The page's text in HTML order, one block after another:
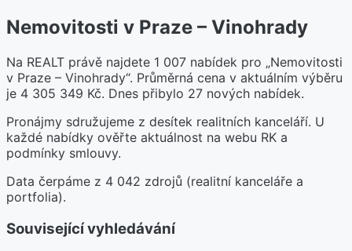
Nemovitosti v Praze – Vinohrady
Na REALT právě najdete 1 007 nabídek pro „Nemovitosti
v Praze – Vinohrady“. Průměrná cena v aktuálním výběru
je 4 305 349 Kč. Dnes přibylo 27 nových nabídek.
Pronájmy sdružujeme z desítek realitních kanceláří. U
každé nabídky ověřte aktuálnost na webu RK a
podmínky smlouvy.
Data čerpáme z 4 042 zdrojů (realitní kanceláře a
portfolia).
Související vyhledávání